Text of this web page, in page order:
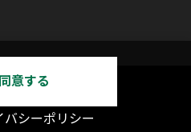
同意する
バシーポリシー